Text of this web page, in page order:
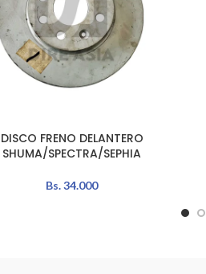
DISCO FRENO DELANTERO
SHUMA/SPECTRA/SEPHIA
Bs.34.000